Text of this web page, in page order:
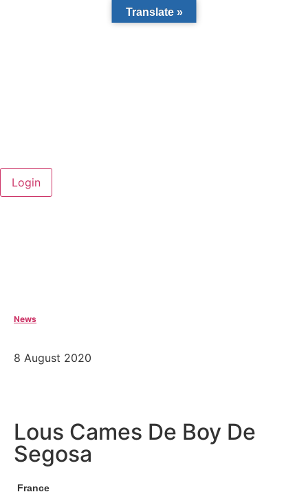
News
8 August 2020
Lous Cames De Boy De
Segosa
France
Translate »